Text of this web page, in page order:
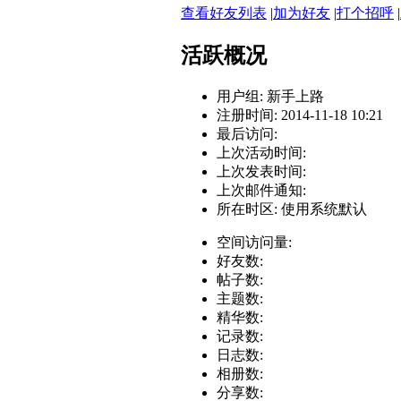
查看好友列表 |加为好友 |打个招呼 |
活跃概况
用户组: 新手上路
注册时间: 2014-11-18 10:21
最后访问:
上次活动时间:
上次发表时间:
上次邮件通知:
所在时区: 使用系统默认
空间访问量:
好友数:
帖子数:
主题数:
精华数:
记录数:
日志数:
相册数:
分享数: